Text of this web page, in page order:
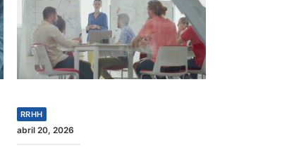
RRHH
abril 20, 2026